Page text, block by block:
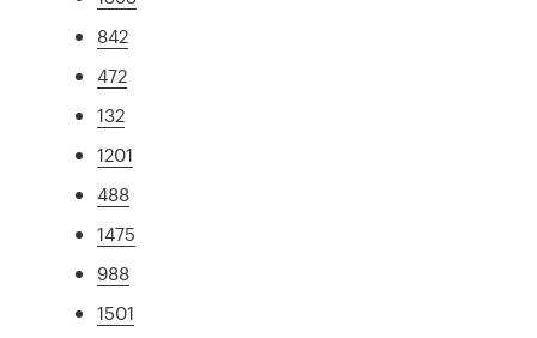
842
472
132
1201
488
1475
988
1501